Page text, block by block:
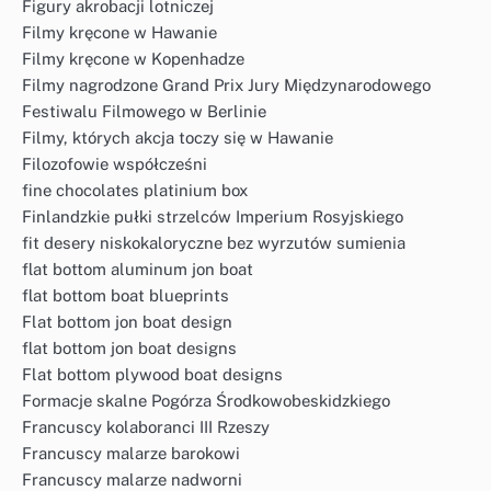
Figury akrobacji lotniczej
Filmy kręcone w Hawanie
Filmy kręcone w Kopenhadze
Filmy nagrodzone Grand Prix Jury Międzynarodowego
Festiwalu Filmowego w Berlinie
Filmy, których akcja toczy się w Hawanie
Filozofowie współcześni
fine chocolates platinium box
Finlandzkie pułki strzelców Imperium Rosyjskiego
fit desery niskokaloryczne bez wyrzutów sumienia
flat bottom aluminum jon boat
flat bottom boat blueprints
Flat bottom jon boat design
flat bottom jon boat designs
Flat bottom plywood boat designs
Formacje skalne Pogórza Środkowobeskidzkiego
Francuscy kolaboranci III Rzeszy
Francuscy malarze barokowi
Francuscy malarze nadworni